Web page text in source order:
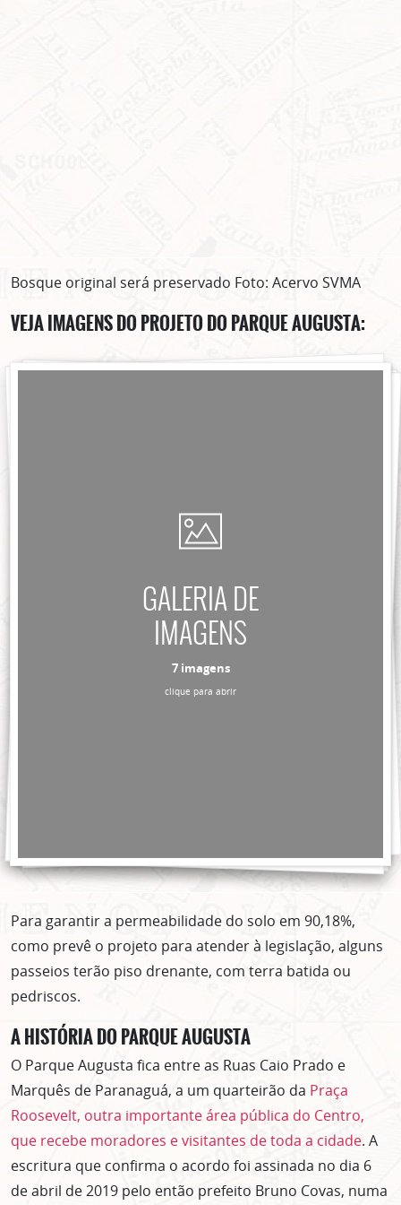
Bosque original será preservado Foto: Acervo SVMA
VEJA IMAGENS DO PROJETO DO PARQUE AUGUSTA:
GALERIA DE
IMAGENS
7 imagens
clique para abrir
Para garantir a permeabilidade do solo em 90,18%,
como prevê o projeto para atender à legislação, alguns
passeios terão piso drenante, com terra batida ou
pedriscos.
A HISTÓRIA DO PARQUE AUGUSTA
O Parque Augusta fica entre as Ruas Caio Prado e
Marquês de Paranaguá, a um quarteirão da Praça
Roosevelt, outra importante área pública do Centro,
que recebe moradores e visitantes de toda a cidade. A
escritura que confirma o acordo foi assinada no dia 6
de abril de 2019 pelo então prefeito Bruno Covas, numa